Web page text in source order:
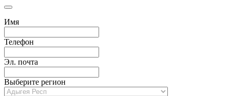
Имя
Телефон
Эл. почта
Выберите регион